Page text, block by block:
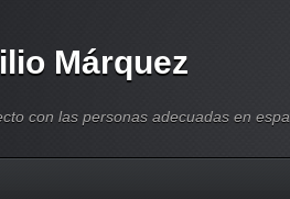
Márquez
con las personas adecuadas en